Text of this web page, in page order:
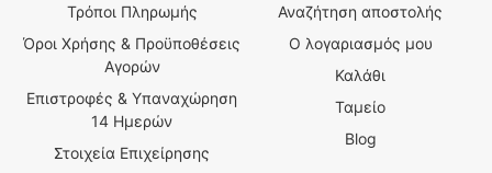
Τρόποι Πληρωμής
Όροι Χρήσης & Προϋποθέσεις
Αγορών
Επιστροφές & Υπαναχώρηση
14 Ημερών
Στοιχεία Επιχείρησης
Αναζήτηση αποστολής
Ο λογαριασμός μου
Καλάθι
Ταμείο
Blog